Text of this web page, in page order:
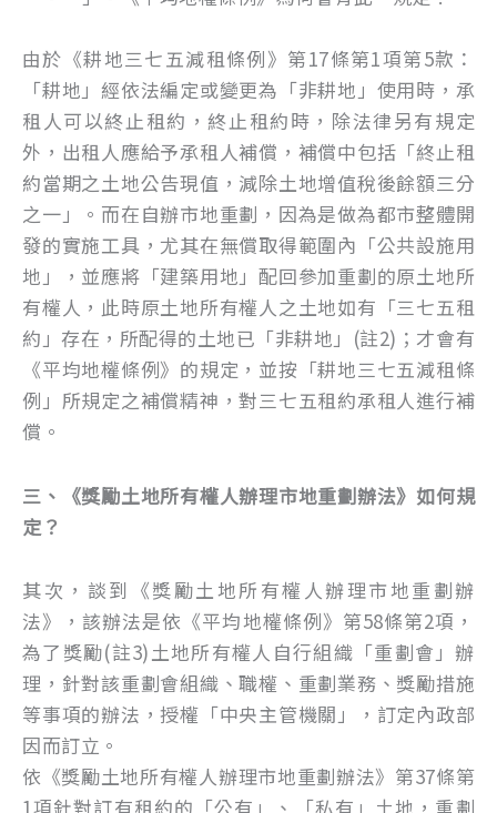
由於《耕地三七五減租條例》第17條第1項第5款：
「耕地」經依法編定或變更為「非耕地」使用時，承
租人可以終止租約，終止租約時，除法律另有規定
外，出租人應給予承租人補償，補償中包括「終止租
約當期之土地公告現值，減除土地增值稅後餘額三分
之一」。而在自辦市地重劃，因為是做為都市整體開
發的實施工具，尤其在無償取得範圍內「公共設施用
地」，並應將「建築用地」配回參加重劃的原土地所
有權人，此時原土地所有權人之土地如有「三七五租
約」存在，所配得的土地已「非耕地」(註2)；才會有
《平均地權條例》的規定，並按「耕地三七五減租條
例」所規定之補償精神，對三七五租約承租人進行補
償。
三、《獎勵土地所有權人辦理市地重劃辦法》如何規
定？
其次，談到《獎勵土地所有權人辦理市地重劃辦
法》，該辦法是依《平均地權條例》第58條第2項，
為了獎勵(註3)土地所有權人自行組織「重劃會」辦
理，針對該重劃會組織、職權、重劃業務、獎勵措施
等事項的辦法，授權「中央主管機關」，訂定內政部
因而訂立。
依《獎勵土地所有權人辦理市地重劃辦法》第37條第
1項針對訂有租約的「公有」、「私有」土地，重劃